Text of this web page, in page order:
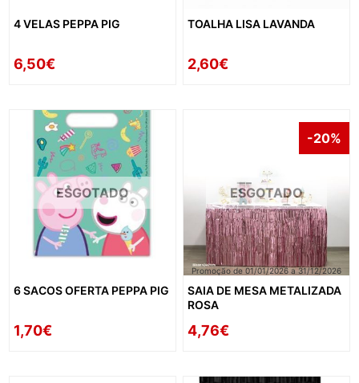
4 VELAS PEPPA PIG
6,50€
TOALHA LISA LAVANDA
2,60€
ESGOTADO
6 SACOS OFERTA PEPPA PIG
1,70€
ESGOTADO
-20%
Promoção de 01/01/2026 a 31/12/2026
SAIA DE MESA METALIZADA
ROSA
4,76€